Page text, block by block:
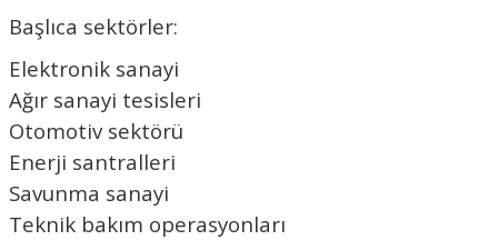
Başlıca sektörler:
Elektronik sanayi
Ağır sanayi tesisleri
Otomotiv sektörü
Enerji santralleri
Savunma sanayi
Teknik bakım operasyonları